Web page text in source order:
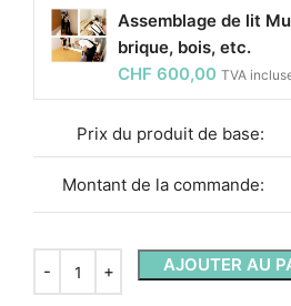
Assemblage de lit
brique, bois, etc.
CHF 600,00 TVA
Prix ​​du produit de base:
Montant de la commande:
AJOUTER AU